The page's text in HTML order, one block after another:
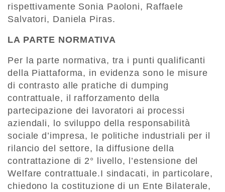
rispettivamente Sonia Paoloni, Raffaele
Salvatori, Daniela Piras.
LA PARTE NORMATIVA
Per la parte normativa, tra i punti qualificanti
della Piattaforma, in evidenza sono le misure
di contrasto alle pratiche di dumping
contrattuale, il rafforzamento della
partecipazione dei lavoratori ai processi
aziendali, lo sviluppo della responsabilità
sociale d’impresa, le politiche industriali per il
rilancio del settore, la diffusione della
contrattazione di 2° livello, l’estensione del
Welfare contrattuale.I sindacati, in particolare,
chiedono la costituzione di un Ente Bilaterale,